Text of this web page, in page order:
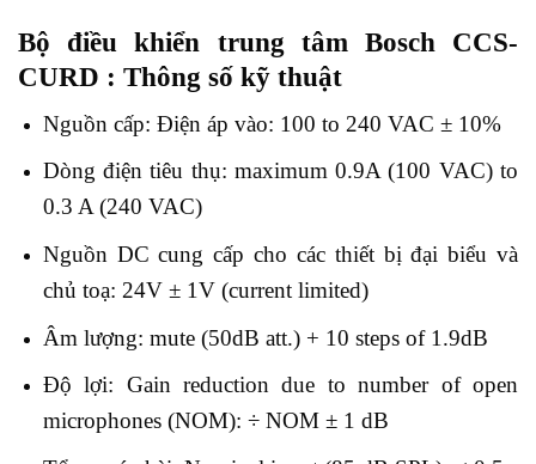
Bộ điều khiển trung tâm Bosch CCS-
CURD : Thông số kỹ thuật
Nguồn cấp: Điện áp vào: 100 to 240 VAC ± 10%
Dòng điện tiêu thụ: maximum 0.9A (100 VAC) to
0.3 A (240 VAC)
Nguồn DC cung cấp cho các thiết bị đại biểu và
chủ toạ: 24V ± 1V (current limited)
Âm lượng: mute (50dB att.) + 10 steps of 1.9dB
Độ lợi: Gain reduction due to number of open
microphones (NOM): ÷ NOM ± 1 dB